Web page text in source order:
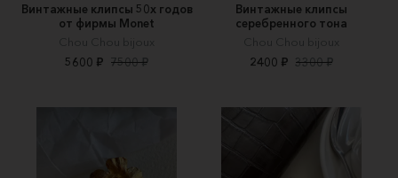
Винтажные клипсы 50х годов
от фирмы Monet
Chou Chou bijoux
5600 ₽ 7500 ₽
Винтажные клипсы
серебренного тона
Chou Chou bijoux
2400 ₽ 3300 ₽